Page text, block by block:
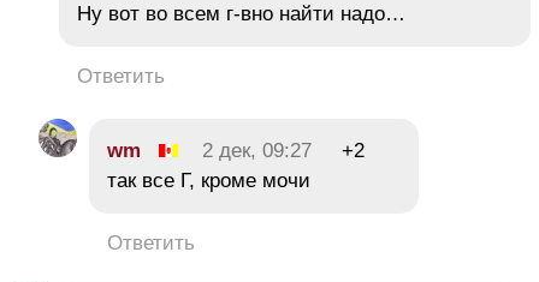
Ну вот во всем г-вно найти надо…
Ответить
wm 2 дек, 09:27
+2
так все Г, кроме мочи
Ответить